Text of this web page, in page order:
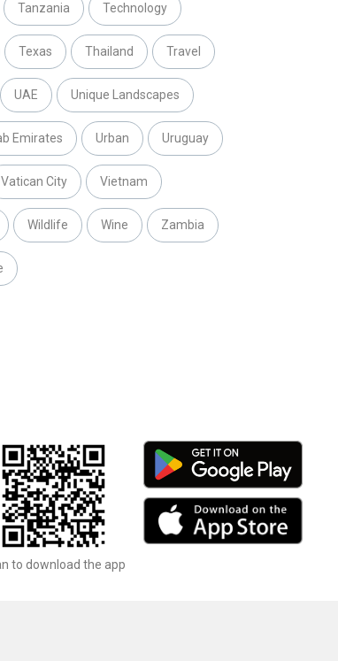
Tanzania Technology
Texas Thailand Travel
UAE Unique Landscapes
Emirates Urban Uruguay
Vatican City Vietnam
Wildlife Wine Zambia
to download the app